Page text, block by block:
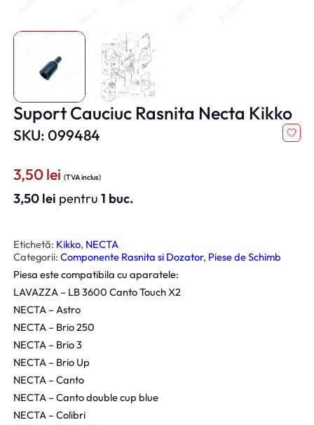
Suport Cauciuc Rasnita Necta Kikko
SKU: 099484
3,50lei (TVA inclus)
3,50 lei pentru1 buc.
Etichetă: Kikko, NECTA
Categorii:Componente Rasnita si Dozator, Piese de Schimb
Piesa este compatibila cu aparatele:
LAVAZZA – LB 3600 Canto Touch X2
NECTA – Astro
NECTA – Brio 250
NECTA – Brio 3
NECTA – Brio Up
NECTA – Canto
NECTA – Canto double cup blue
NECTA – Colibri